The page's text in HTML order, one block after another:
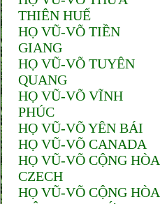
THIÊN HUẾ
HỌ VŨ-VÕ TIỀN
GIANG
HỌ VŨ-VÕ TUYÊN
QUANG
HỌ VŨ-VÕ VĨNH
PHÚC
HỌ VŨ-VÕ YÊN BÁI
HỌ VŨ-VÕ CANADA
HỌ VŨ-VÕ CỘNG HÒA
CZECH
HỌ VŨ-VÕ CỘNG HÒA